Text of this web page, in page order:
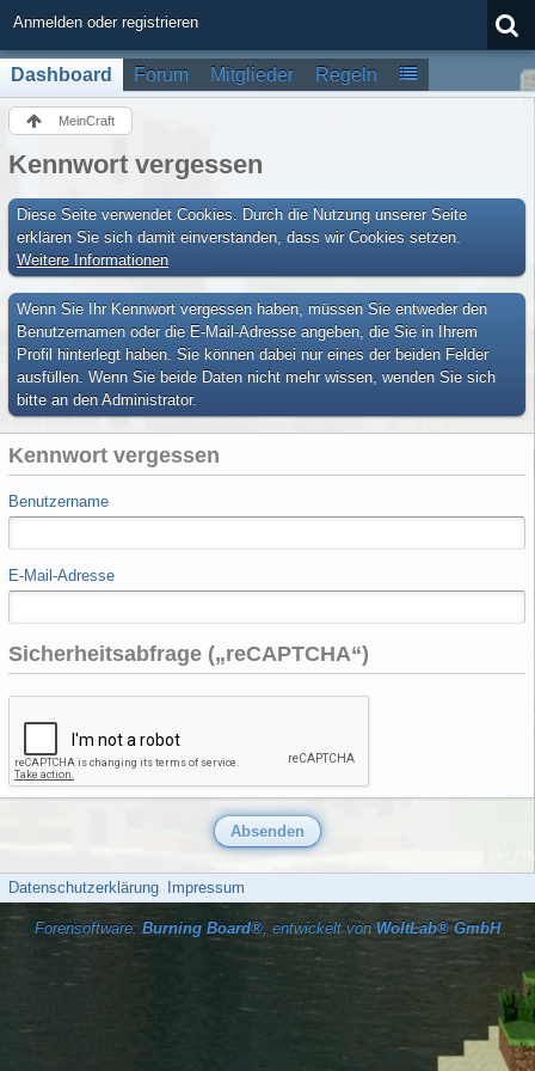
Anmelden oder registrieren
Dashboard Forum Mitglieder Regeln
MeinCraft
Kennwort vergessen
Diese Seite verwendet Cookies. Durch die Nutzung unserer Seite
erklären Sie sich damit einverstanden, dass wir Cookies setzen.
Weitere Informationen
Wenn Sie Ihr Kennwort vergessen haben, müssen Sie entweder den
Benutzernamen oder die E-Mail-Adresse angeben, die Sie in Ihrem
Profil hinterlegt haben. Sie können dabei nur eines der beiden Felder
ausfüllen. Wenn Sie beide Daten nicht mehr wissen, wenden Sie sich
bitte an den Administrator.
Kennwort vergessen
Benutzername
E-Mail-Adresse
Sicherheitsabfrage („reCAPTCHA“)
Datenschutzerklärung Impressum
Forensoftware: Burning Board®, entwickelt von WoltLab® GmbH